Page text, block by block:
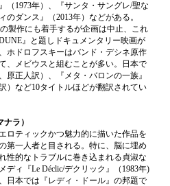
（1973年）、『サンタ・サングレ/聖な
のダンス』（2013年）などがある。
製作にも着手するが企画は中止、これ
』と題しドキュメンタリー映画が
ホドロフスキーはバンド・デシネ原作
、メビウスと組むことが多い。日本で
原正人訳）、『メタ・バロンの一族』
）など10タイトルほどが翻訳されてい
ラ）
ロティックかつ魅力的に描いた作品を
第一人者と目される。特に、脳に埋め
性的なトラブルに巻き込まれる貞淑な
ディ『Le Déclic/デクリック』（1983年)
日本では『レディ・ドール』の邦題で